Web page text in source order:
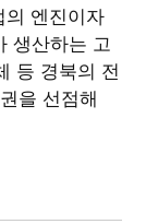
의 엔진이자
생산하는 고
등 경북의 전
을 선점해